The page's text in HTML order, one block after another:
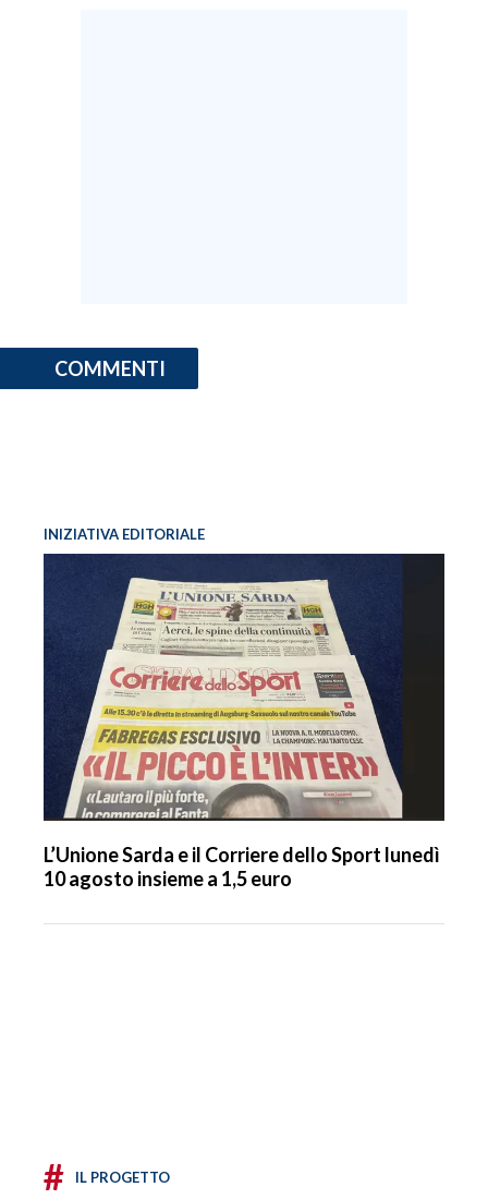
COMMENTI
INIZIATIVA EDITORIALE
L’Unione Sarda e il Corriere dello Sport lunedì
10 agosto insieme a 1,5 euro
# IL PROGETTO